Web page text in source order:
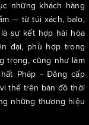
những khách hàng
— từ túi xách, balo,
sự kết hợp hài hòa
đại, phù hợp trong
trọng, cũng như làm
Pháp - Đẳng cấp
thế trên bản đồ thời
những thương hiệu